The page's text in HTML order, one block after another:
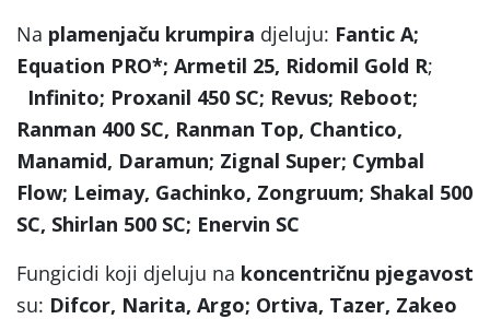
Na plamenjaču krumpira djeluju: Fantic A;
Equation PRO*; Armetil 25, Ridomil Gold R;
Infinito; Proxanil 450 SC; Revus; Reboot;
Ranman 400 SC, Ranman Top, Chantico,
Manamid, Daramun; Zignal Super; Cymbal
Flow; Leimay, Gachinko, Zongruum; Shakal 500
SC, Shirlan 500 SC; Enervin SC
Fungicidi koji djeluju na koncentričnu pjegavost
su: Difcor, Narita, Argo; Ortiva, Tazer, Zakeo